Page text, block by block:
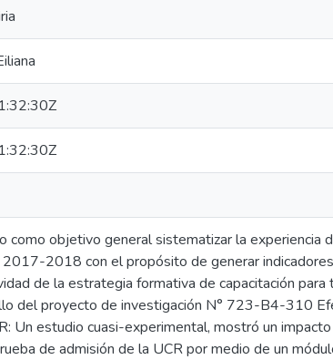
como objetivo general sistematizar la experiencia
2018 con el propósito de generar
de la estrategia formativa de capacitación
del proyecto de investigación N° 723-B4-310
Un estudio cuasi-experimental, mostró un
de admisión de la UCR por medio de un